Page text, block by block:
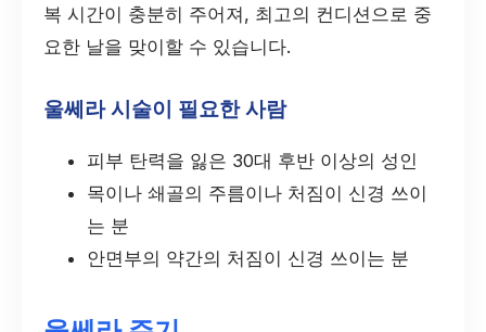
복 시간이 충분히 주어져, 최고의 컨디션으로 중
요한 날을 맞이할 수 있습니다.
울쎄라 시술이 필요한 사람
피부 탄력을 잃은 30대 후반 이상의 성인
목이나 쇄골의 주름이나 처짐이 신경 쓰이
는 분
안면부의 약간의 처짐이 신경 쓰이는 분